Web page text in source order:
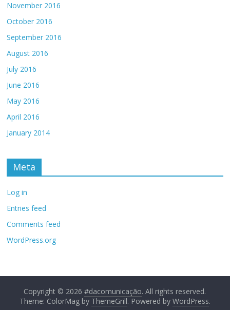
November 2016
October 2016
September 2016
August 2016
July 2016
June 2016
May 2016
April 2016
January 2014
Meta
Log in
Entries feed
Comments feed
WordPress.org
Copyright © 2026#dacomunicação. All rights reserved.
Theme: ColorMag by ThemeGrill. Powered by WordPress.